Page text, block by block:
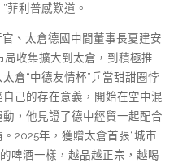
菲利普感歎道。
、太倉德國中間董事長夏建安
收集擴大到太倉，到積極推
倉“中德友情杯”乒當甜甜圈悖
己的存在意義，開始在空中混
，他見證了德中經貿一起配合
2025年，獲贈太倉首張“城市
啤酒一樣，越品越正宗，越喝